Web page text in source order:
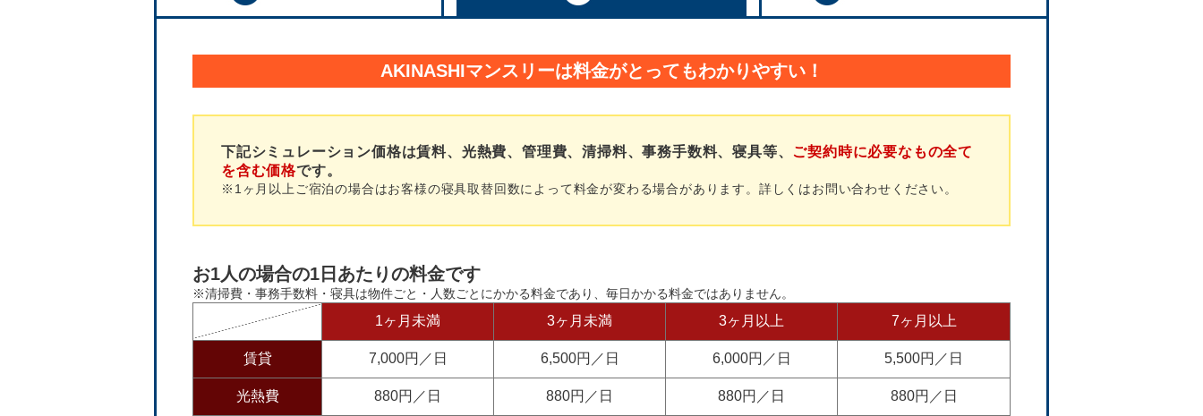
AKINASHIマンスリーは料金がとってもわかりやすい！
下記シミュレーション価格は賃料、光熱費、管理費、清掃料、事務手数料、寝具等、 ご契約時に必要なもの全て
を含む価格です。
※1ヶ月以上ご宿泊の場合はお客様の寝具取替回数によって料金が変わる場合があります。詳しくはお問い合わせください。
お1人の場合の1日あたりの料金です
※清掃費・事務手数料・寝具は物件ごと・人数ごとにかかる料金であり、毎日かかる料金ではありません。
1ヶ月未満 3ヶ月未満 3ヶ月以上 7ヶ月以上
賃貸 7,000円／日 6,500円／日 6,000円／日 5,500円／日
光熱費 880円／日 880円／日 880円／日 880円／日